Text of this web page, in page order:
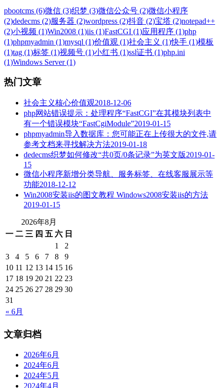
pbootcms (6)微信 (3)织梦 (3)微信公众号 (2)微信小程序
(2)dedecms (2)服务器 (2)wordpress (2)抖音 (2)宝塔 (2)notepad++
(2)小视频 (1)Win2008 (1)iis (1)FastCGI (1)应用程序 (1)php
(1)phpmyadmin (1)mysql (1)价值观 (1)社会主义 (1)快手 (1)模板
(1)tag (1)标签 (1)视频号 (1)小红书 (1)ssl证书 (1)php.ini
(1)Windows Server (1)
热门文章
社会主义核心价值观2018-12-06
php网站错误提示：处理程序“FastCGI”在其模块列表中
有一个错误模块“FastCgiModule”2019-01-15
phpmyadmin导入数据库：您可能正在上传很大的文件,请
参考文档来寻找解决方法2019-01-18
dedecms织梦如何修改“共0页/0条记录”为英文版2019-01-
15
微信小程序新增分类导航、服务标签、在线客服展示等
功能2018-12-12
Win2008安装iis的图文教程 Windows2008安装iis的方法
2019-01-15
2026年8月
一 二 三 四 五 六 日
« 6月
1
2
3
4 5 6 7 8
9
10 11 12 13 14 15 16
17 18 19 20 21 22 23
24 25 26 27 28 29 30
31
文章归档
2026年6月
2024年6月
2024年5月
2024年4月